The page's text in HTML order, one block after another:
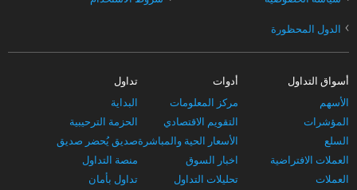
› الدول المحظورة
أسواق التداول
الأسهم
المؤشرات
السلع
العملات الافتراضية
العملات
أدوات
مركز المعلومات
التقويم الاقتصادي
الأسعار الحية والمباشرة
اخبار السوق
تحليلات التداول
تداول
البداية
الحزمة الترحيبية
صديق يُحضر صديق
منصة التداول
تداول بأمان